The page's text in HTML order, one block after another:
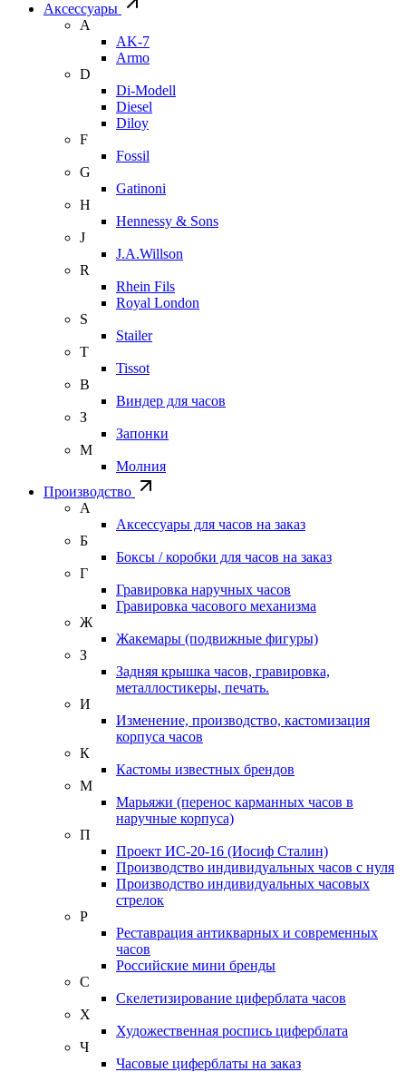
Аксессуары
A
AK-7
Armo
D
Di-Modell
Diesel
Diloy
F
Fossil
G
Gatinoni
H
Hennessy & Sons
J
J.A.Willson
R
Rhein Fils
Royal London
S
Stailer
T
Tissot
В
Виндер для часов
З
Запонки
М
Молния
Производство
А
Аксессуары для часов на заказ
Б
Боксы / коробки для часов на заказ
Г
Гравировка наручных часов
Гравировка часового механизма
Ж
Жакемары (подвижные фигуры)
З
Задняя крышка часов, гравировка,
металлостикеры, печать.
И
Изменение, производство, кастомизация
корпуса часов
К
Кастомы известных брендов
М
Марьяжи (перенос карманных часов в
наручные корпуса)
П
Проект ИС-20-16 (Иосиф Сталин)
Производство индивидуальных часов с нуля
Производство индивидуальных часовых
стрелок
Р
Реставрация антикварных и современных
часов
Российские мини бренды
С
Скелетизирование циферблата часов
Х
Художественная роспись циферблата
Ч
Часовые циферблаты на заказ